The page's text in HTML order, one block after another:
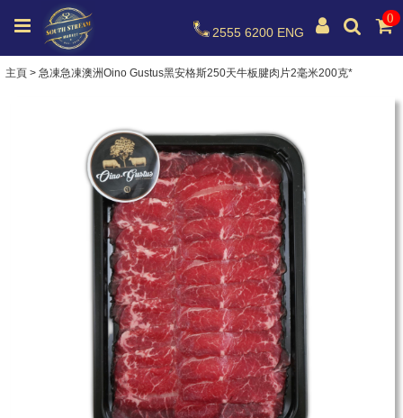
0
2555 6200 ENG
主頁 > 急凍急凍澳洲Oino Gustus黑安格斯250天牛板腱肉片2毫米200克*